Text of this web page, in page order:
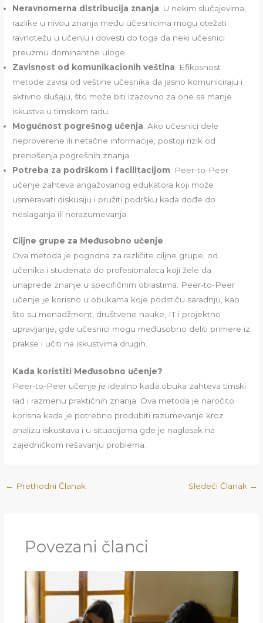
Neravnomerna distribucija znanja: U nekim slučajevima,
razlike u nivou znanja među učesnicima mogu otežati
ravnotežu u učenju i dovesti do toga da neki učesnici
preuzmu dominantne uloge.
Zavisnost od komunikacionih veština: Efikasnost
metode zavisi od veštine učesnika da jasno komuniciraju i
aktivno slušaju, što može biti izazovno za one sa manje
iskustva u timskom radu.
Mogućnost pogrešnog učenja: Ako učesnici dele
neproverene ili netačne informacije, postoji rizik od
prenošenja pogrešnih znanja.
Potreba za podrškom i facilitacijom: Peer-to-Peer
učenje zahteva angažovanog edukatora koji može
usmeravati diskusiju i pružiti podršku kada dođe do
neslaganja ili nerazumevanja.
Ciljne grupe za Međusobno učenje
Ova metoda je pogodna za različite ciljne grupe, od
učenika i studenata do profesionalaca koji žele da
unaprede znanje u specifičnim oblastima. Peer-to-Peer
učenje je korisno u obukama koje podstiču saradnju, kao
što su menadžment, društvene nauke, IT i projektno
upravljanje, gde učesnici mogu međusobno deliti primere iz
prakse i učiti na iskustvima drugih.
Kada koristiti Međusobno učenje?
Peer-to-Peer učenje je idealno kada obuka zahteva timski
rad i razmenu praktičnih znanja. Ova metoda je naročito
korisna kada je potrebno produbiti razumevanje kroz
analizu iskustava i u situacijama gde je naglasak na
zajedničkom rešavanju problema.
← Prethodni Članak Sledeći Članak →
Povezani članci